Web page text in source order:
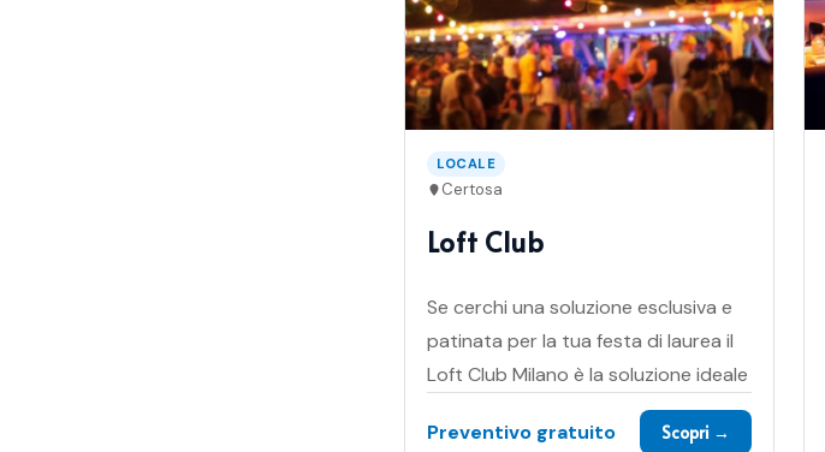
LOCALE
Certosa
Loft Club
Se cerchi una soluzione esclusiva e
patinata per la tua festa di laurea il
Loft Club Milano è la soluzione ideale
Preventivo gratuito Scopri →